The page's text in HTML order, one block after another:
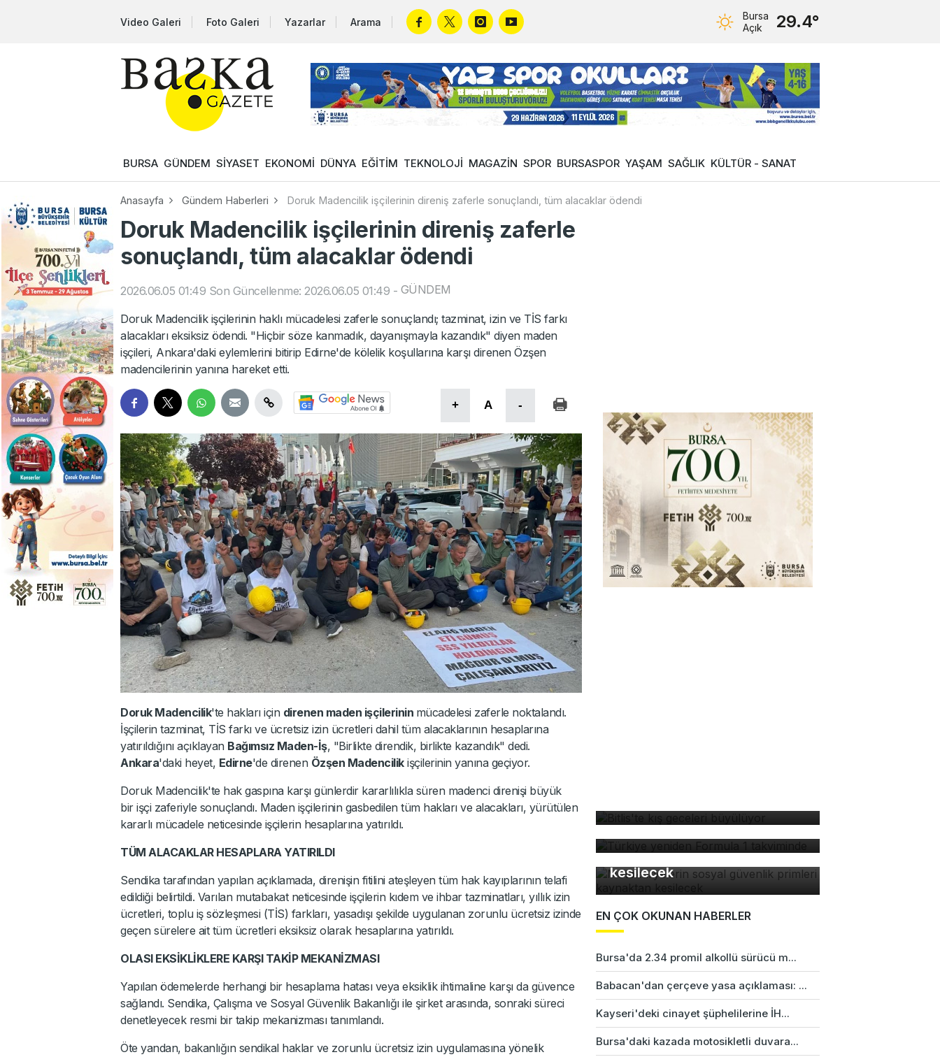
Video Galeri Foto Galeri Yazarlar Arama
Bursa
Açık
29.4°
BURSA GÜNDEM SİYASET EKONOMİ DÜNYA EĞİTİM TEKNOLOJİ MAGAZİN SPOR BURSASPOR YAŞAM SAĞLIK KÜLTÜR - SANAT
Anasayfa Gündem Haberleri Doruk Madencilik işçilerinin direniş zaferle sonuçlandı, tüm alacaklar ödendi
Doruk Madencilik işçilerinin direniş zaferle
sonuçlandı, tüm alacaklar ödendi
2026.06.05 01:49 Son Güncellenme: 2026.06.05 01:49 - GÜNDEM
Doruk Madencilik işçilerinin haklı mücadelesi zaferle sonuçlandı; tazminat, izin ve TİS farkı
alacakları eksiksiz ödendi. "Hiçbir söze kanmadık, dayanışmayla kazandık" diyen maden
işçileri, Ankara'daki eylemlerini bitirip Edirne'de kölelik koşullarına karşı direnen Özşen
madencilerinin yanına hareket etti.
+ A -
Doruk Madencilik'te hakları için direnen maden işçilerinin mücadelesi zaferle noktalandı.
İşçilerin tazminat, TİS farkı ve ücretsiz izin ücretleri dahil tüm alacaklarının hesaplarına
yatırıldığını açıklayan Bağımsız Maden-İş, "Birlikte direndik, birlikte kazandık" dedi.
Ankara'daki heyet, Edirne'de direnen Özşen Madencilikişçilerinin yanına geçiyor.
Doruk Madencilik'te hak gaspına karşı günlerdir kararlılıkla süren madenci direnişi büyük
bir işçi zaferiyle sonuçlandı. Maden işçilerinin gasbedilen tüm hakları ve alacakları, yürütülen
kararlı mücadele neticesinde işçilerin hesaplarına yatırıldı.
TÜM ALACAKLAR HESAPLARA YATIRILDI
Sendika tarafından yapılan açıklamada, direnişin fitilini ateşleyen tüm hak kayıplarının telafi
edildiği belirtildi. Varılan mutabakat neticesinde işçilerin kıdem ve ihbar tazminatları, yıllık izin
ücretleri, toplu iş sözleşmesi (TİS) farkları, yasadışı şekilde uygulanan zorunlu ücretsiz izinde
geçen sürelere ait tüm ücretleri eksiksiz olarak hesaplarına yatırıldı.
OLASI EKSİKLİKLERE KARŞI TAKİP MEKANİZMASI
Yapılan ödemelerde herhangi bir hesaplama hatası veya eksiklik ihtimaline karşı da güvence
sağlandı. Sendika, Çalışma ve Sosyal Güvenlik Bakanlığı ile şirket arasında, sonraki süreci
denetleyecek resmi bir takip mekanizması tanımlandı.
Öte yandan, bakanlığın sendikal haklar ve zorunlu ücretsiz izin uygulamasına yönelik
Türkiye yeniden Formula 1
takviminde
Motokuryelerin sosyal
güvenlik primleri kaynaktan
kesilecek
EN ÇOK OKUNAN HABERLER
Bursa'da 2.34 promil alkollü sürücü m...
Babacan'dan çerçeve yasa açıklaması: ...
Kayseri'deki cinayet şüphelilerine İH...
Bursa'daki kazada motosikletli duvara...